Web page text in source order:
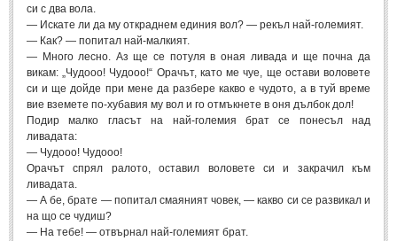
SMS-И
Любовни SMS-и (38)
Забавни SMS-и
SMS-и за приятели
МЪДРОСТИ
МЪДРОСТИ - КАТЕГОРИИ
си с два вола.
— Искате ли да му откраднем единия вол? — рекъл най-големият.
— Как? — попитал най-малкият.
— Много лесно. Аз ще се потуля в оная ливада и ще почна да
викам: „Чудооо! Чудооо!“ Орачът, като ме чуе, ще остави воловете
си и ще дойде при мене да разбере какво е чудото, а в туй време
вие вземете по-хубавия му вол и го отмъкнете в оня дълбок дол!
Подир малко гласът на най-големия брат се понесъл над
ливадата:
— Чудооо! Чудооо!
Орачът спрял ралото, оставил воловете си и закрачил към
ливадата.
— А бе, брате — попитал смаяният човек, — какво си се развикал и
на що се чудиш?
— На тебе! — отвърнал най-големият брат.